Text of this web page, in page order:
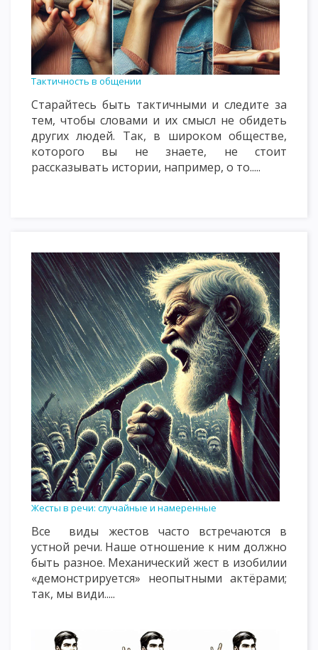
Тактичность в общении
Старайтесь быть тактичными и следите за
тем, чтобы словами и их смысл не обидеть
других людей. Так, в широком обществе,
которого вы не знаете, не стоит
рассказывать истории, например, о то.....
Жесты в речи: случайные и намеренные
Все виды жестов часто встречаются в
устной речи. Наше отношение к ним должно
быть разное. Механический жест в изобилии
«демонстрируется» неопытными актёрами;
так, мы види.....